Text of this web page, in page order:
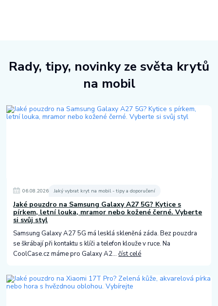
Rady, tipy, novinky ze světa krytů
na mobil
06.08.2026 Jaký vybrat kryt na mobil - tipy a doporučení
Jaké pouzdro na Samsung Galaxy A27 5G? Kytice s
pírkem, letní louka, mramor nebo kožené černé. Vyberte
si svůj styl
Samsung Galaxy A27 5G má lesklá skleněná záda. Bez pouzdra
se škrábají při kontaktu s klíči a telefon klouže v ruce. Na
CoolCase.cz máme pro Galaxy A2...číst celé